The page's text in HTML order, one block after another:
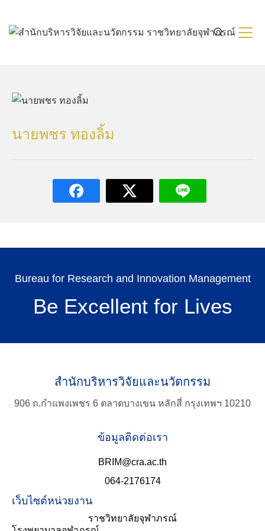
content
นายพชร ทองลิ้ม
Bureau for Research and Innovation Management
Be Excellent for Lives
สำนักบริหารวิจัยและนวัตกรรม
906 ถ.กำแพงเพชร 6 ตลาดบางเขน หลักสี่ กรุงเทพฯ 10210
ข้อมูลติดต่อเรา
BRIM@cra.ac.th
064-2176174
เว็บไซต์หน่วยงาน
ราชวิทยาลัยจุฬาภรณ์